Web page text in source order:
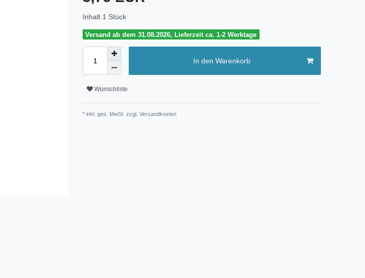
Inhalt 1 Stück
Versand ab dem 31.08.2026, Lieferzeit ca. 1-2 Werktage
In den Warenkorb
Wunschliste
* inkl. ges. MwSt. zzgl. Versandkosten